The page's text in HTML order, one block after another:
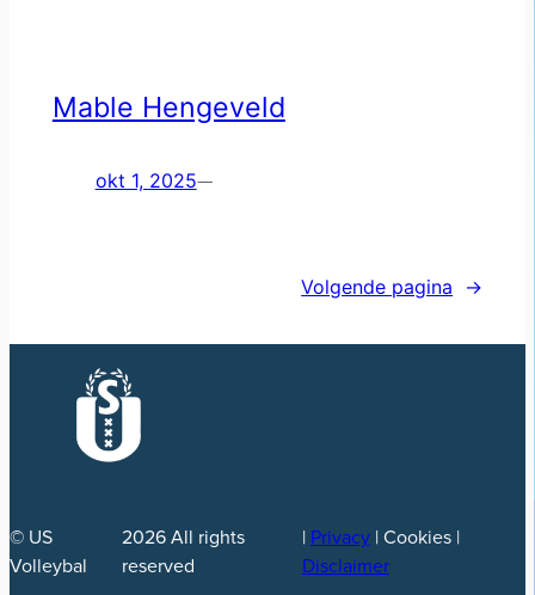
Mable Hengeveld
okt 1, 2025—
Volgende pagina →
© US
Volleybal
2026 All rights
reserved
| Privacy| Cookies |
Disclaimer